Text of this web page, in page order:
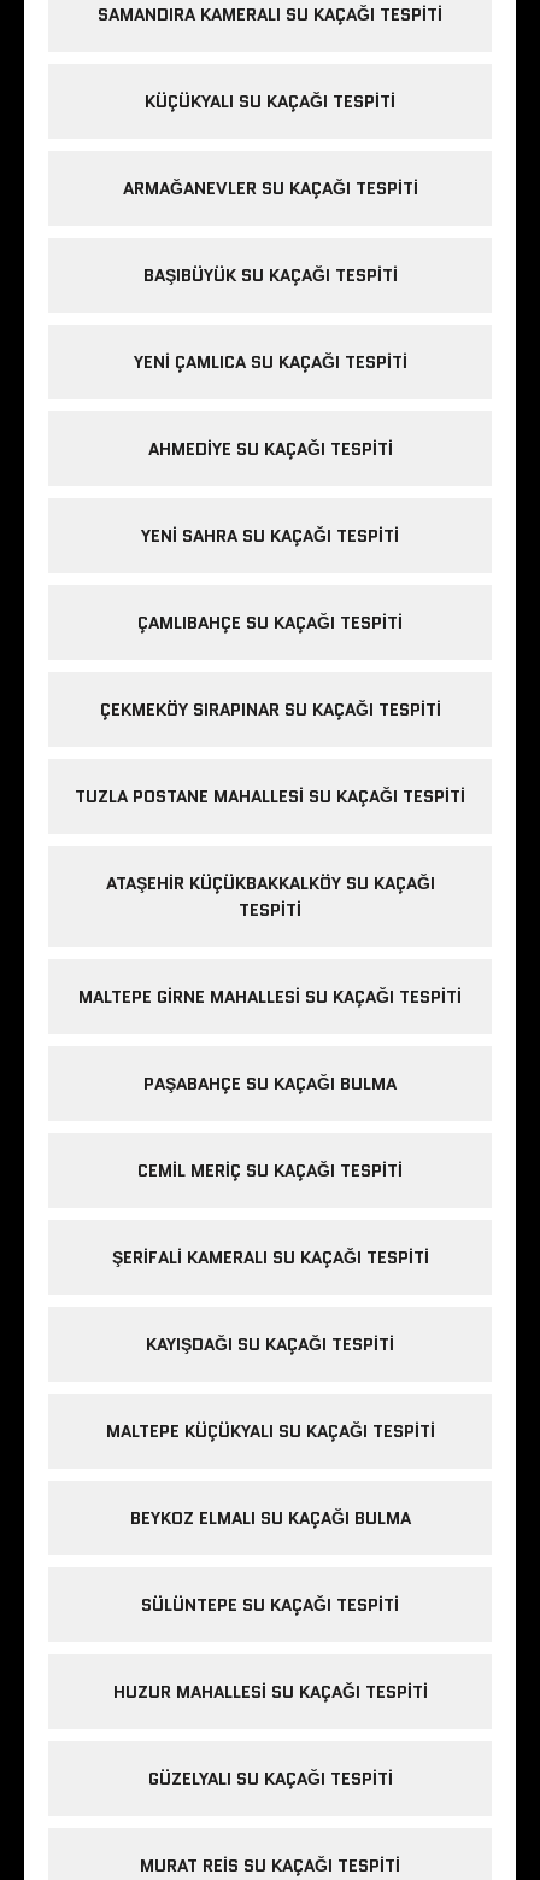
SAMANDIRA KAMERALI SU KAÇAĞI TESPITI
KÜÇÜKYALI SU KAÇAĞI TESPITI
ARMAĞANEVLER SU KAÇAĞI TESPITI
BAŞIBÜYÜK SU KAÇAĞI TESPITI
YENI ÇAMLICA SU KAÇAĞI TESPITI
AHMEDIYE SU KAÇAĞI TESPITI
YENI SAHRA SU KAÇAĞI TESPITI
ÇAMLIBAHÇE SU KAÇAĞI TESPITI
ÇEKMEKÖY SIRAPINAR SU KAÇAĞI TESPITI
TUZLA POSTANE MAHALLESI SU KAÇAĞI TESPITI
ATAŞEHIR KÜÇÜKBAKKALKÖY SU KAÇAĞI
TESPITI
MALTEPE GIRNE MAHALLESI SU KAÇAĞI TESPITI
PAŞABAHÇE SU KAÇAĞI BULMA
CEMIL MERIÇ SU KAÇAĞI TESPITI
ŞERIFALI KAMERALI SU KAÇAĞI TESPITI
KAYIŞDAĞI SU KAÇAĞI TESPITI
MALTEPE KÜÇÜKYALI SU KAÇAĞI TESPITI
BEYKOZ ELMALI SU KAÇAĞI BULMA
SÜLÜNTEPE SU KAÇAĞI TESPITI
HUZUR MAHALLESI SU KAÇAĞI TESPITI
GÜZELYALI SU KAÇAĞI TESPITI
MURAT REIS SU KAÇAĞI TESPITI